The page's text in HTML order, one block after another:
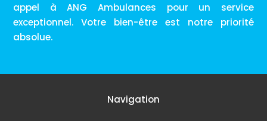
appel à ANG Ambulances pour un service
exceptionnel. Votre bien-être est notre priorité
absolue.
Navigation